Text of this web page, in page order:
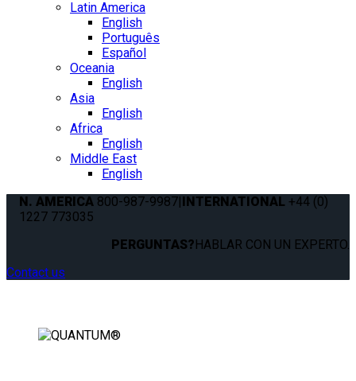
Latin America
English
Português
Español
Oceania
English
Asia
English
Africa
English
Middle East
English
N. AMERICA 800-987-9987|INTERNATIONAL +44 (0)
1227 773035
PERGUNTAS?HABLAR CON UN EXPERTO.
Contact us